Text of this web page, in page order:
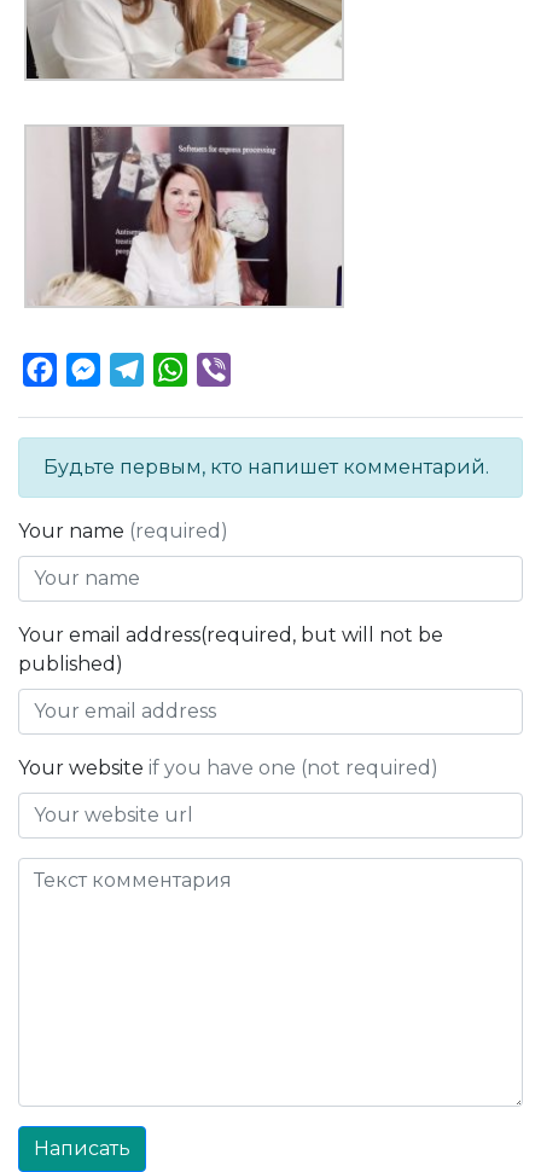
FacebookMessenger
TelegramWhatsApp
Будьте первым, кто напишет комментарий.
Your name (required)
Your email address(required, but will not be
published)
Your website if you have one (not required)